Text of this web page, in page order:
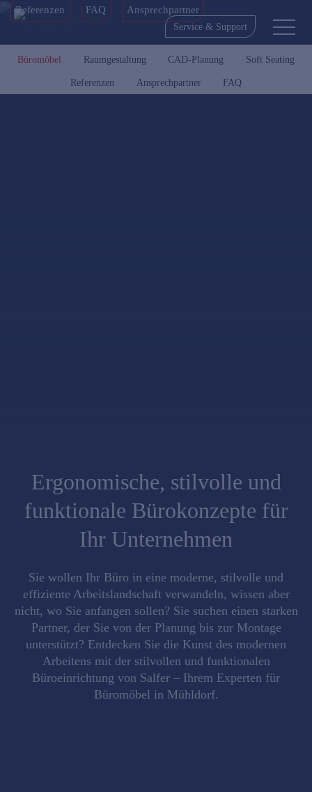
Service & Support
Referenzen FAQ Ansprechpartner
Büromöbel Raumgestaltung CAD-Planung Soft Seating
Referenzen Ansprechpartner FAQ
Ergonomische, stilvolle und
funktionale Bürokonzepte für
Ihr Unternehmen
Sie wollen Ihr Büro in eine moderne, stilvolle und
effiziente Arbeitslandschaft verwandeln, wissen aber
nicht, wo Sie anfangen sollen? Sie suchen einen starken
Partner, der Sie von der Planung bis zur Montage
unterstützt? Entdecken Sie die Kunst des modernen
Arbeitens mit der stilvollen und funktionalen
Büroeinrichtung von Salfer – Ihrem Experten für
Büromöbel in Mühldorf.